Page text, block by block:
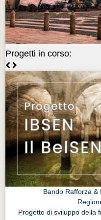
Videonews
Videonews
Eventi
Eventi
CHI SIAMO
CHI SIAMO
CITTÀ
CITTÀ
Guida turistica rapida
Guida turistica
Musica e teatro
Musica e teatro
Distretto industriale
Progetti in corso:
Bando Rafforza &
Progetto di sviluppo della